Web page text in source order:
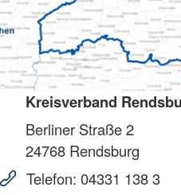
Kreisverband
Berliner Straße 2
24768 Rendsburg
Telefon: 04331 138 3